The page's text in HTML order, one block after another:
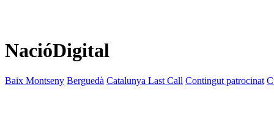
NacióDigital
Baix Montseny Berguedà Catalunya Last Call Contingut patrocinat